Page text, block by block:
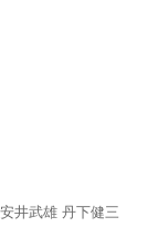
武雄 丹下健三